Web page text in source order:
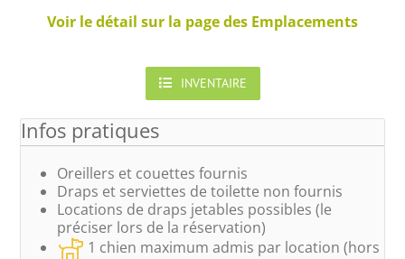
Voir le détail sur la page des Emplacements
INVENTAIRE
Infos pratiques
Oreillers et couettes fournis
Draps et serviettes de toilette non fournis
Locations de draps jetables possibles (le
préciser lors de la réservation)
1 chien maximum admis par location (hors